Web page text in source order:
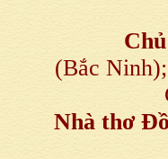
(Bắc
Nhà thơ